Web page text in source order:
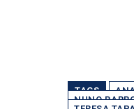
TAGS
NUNO